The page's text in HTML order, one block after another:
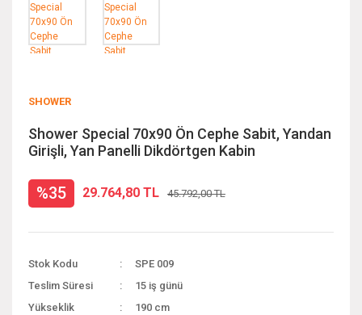
SHOWER
Shower Special 70x90 Ön Cephe Sabit, Yandan
Girişli, Yan Panelli Dikdörtgen Kabin
%35 29.764,80 TL 45.792,00 TL
Stok Kodu
SPE 009
Teslim Süresi
15 iş günü
Yükseklik
190 cm